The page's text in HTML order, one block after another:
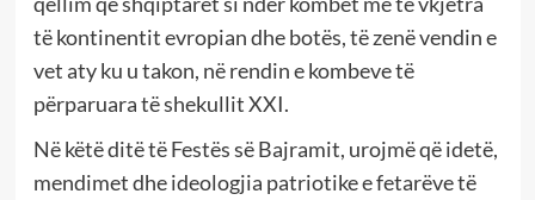
të kontinentit evropian dhe botës, të zenë vendin e
vet aty ku u takon, në rendin e kombeve të
përparuara të shekullit XXI.
Në këtë ditë të Festës së Bajramit, urojmë që idetë,
mendimet dhe ideologjia patriotike e fetarëve të